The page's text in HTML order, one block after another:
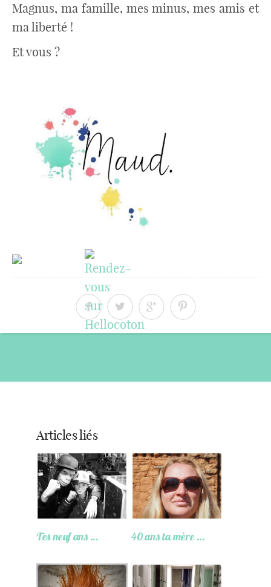
Magnus, ma famille, mes minus, mes amis et
ma liberté !
Et vous ?
Articles liés
Tes neuf ans … 40 ans ta mère …